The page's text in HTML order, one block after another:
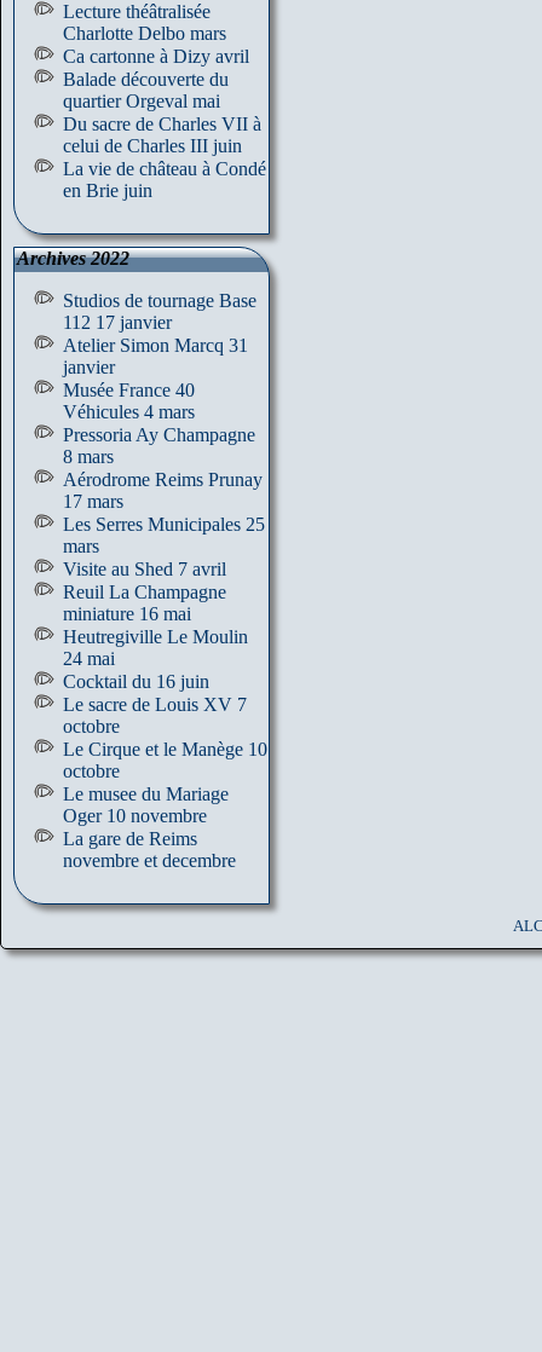
Lecture théâtralisée
Charlotte Delbo mars
Ca cartonne à Dizy avril
Balade découverte du
quartier Orgeval mai
Du sacre de Charles VII à
celui de Charles III juin
La vie de château à Condé
en Brie juin
Archives 2022
Studios de tournage Base
112 17 janvier
Atelier Simon Marcq 31
janvier
Musée France 40
Véhicules 4 mars
Pressoria Ay Champagne
8 mars
Aérodrome Reims Prunay
17 mars
Les Serres Municipales 25
mars
Visite au Shed 7 avril
Reuil La Champagne
miniature 16 mai
Heutregiville Le Moulin
24 mai
Cocktail du 16 juin
Le sacre de Louis XV 7
octobre
Le Cirque et le Manège 10
octobre
Le musee du Mariage
Oger 10 novembre
La gare de Reims
novembre et decembre